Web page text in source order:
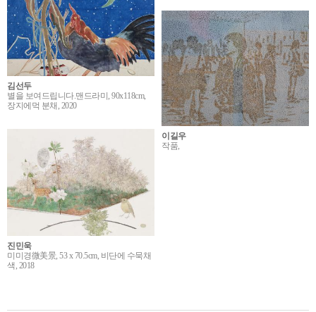
김선두
별을 보여드립니다.맨드라미, 90x118cm,
장지에먹 분채, 2020
이길우
작품,
진민욱
미미경微美景, 53 x 70.5cm, 비단에 수묵채
색, 2018